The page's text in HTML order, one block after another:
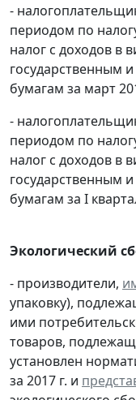
-
периодом по
налог с доходов в
государственным
бумагам за март
-
периодом по
налог с доходов в
государственным
бумагам за I
Экологический
- производители,
упаковку),
ими
товаров,
установлен
за 2017 г. и